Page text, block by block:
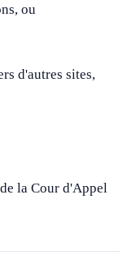
ou
d'autres sites,
la Cour d'Appel